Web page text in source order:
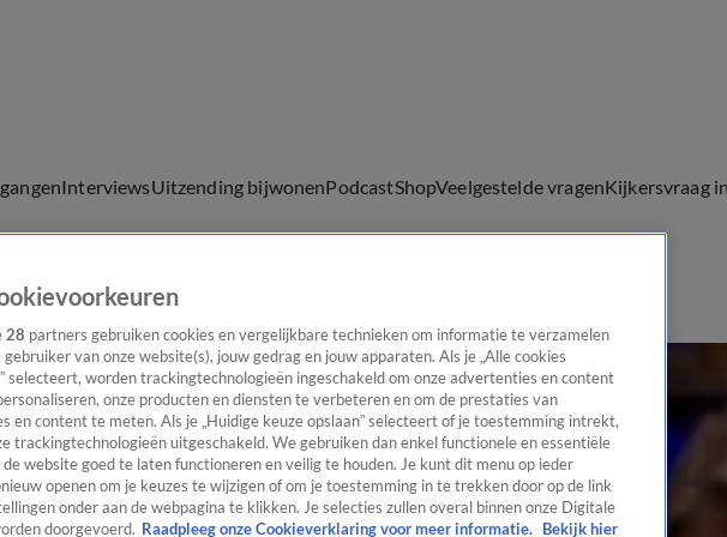
InterviewsUitzending bijwonenPodcastShopVeelgestelde vragenKijkersvraag
28 partners gebruiken cookies en vergelijkbare technieken om informatie te verzamelen
gebruiker van onze website(s), jouw gedrag en jouw apparaten. Als je „Alle cookies
selecteert, worden trackingtechnologieën ingeschakeld om onze advertenties en content
onze producten en diensten te verbeteren en om de prestaties van
en content te meten. Als je „Huidige keuze opslaan” selecteert of je toestemming intrekt,
trackingtechnologieën uitgeschakeld. We gebruiken dan enkel functionele en essentiële
de website goed te laten functioneren en veilig te houden. Je kunt dit menu op ieder
openen om je keuzes te wijzigen of om je toestemming in te trekken door op de link
onder aan de webpagina te klikken. Je selecties zullen overal binnen onze Digitale
doorgevoerd. Raadpleeg onze Cookieverklaring voor meer informatie.
Bekijk hier